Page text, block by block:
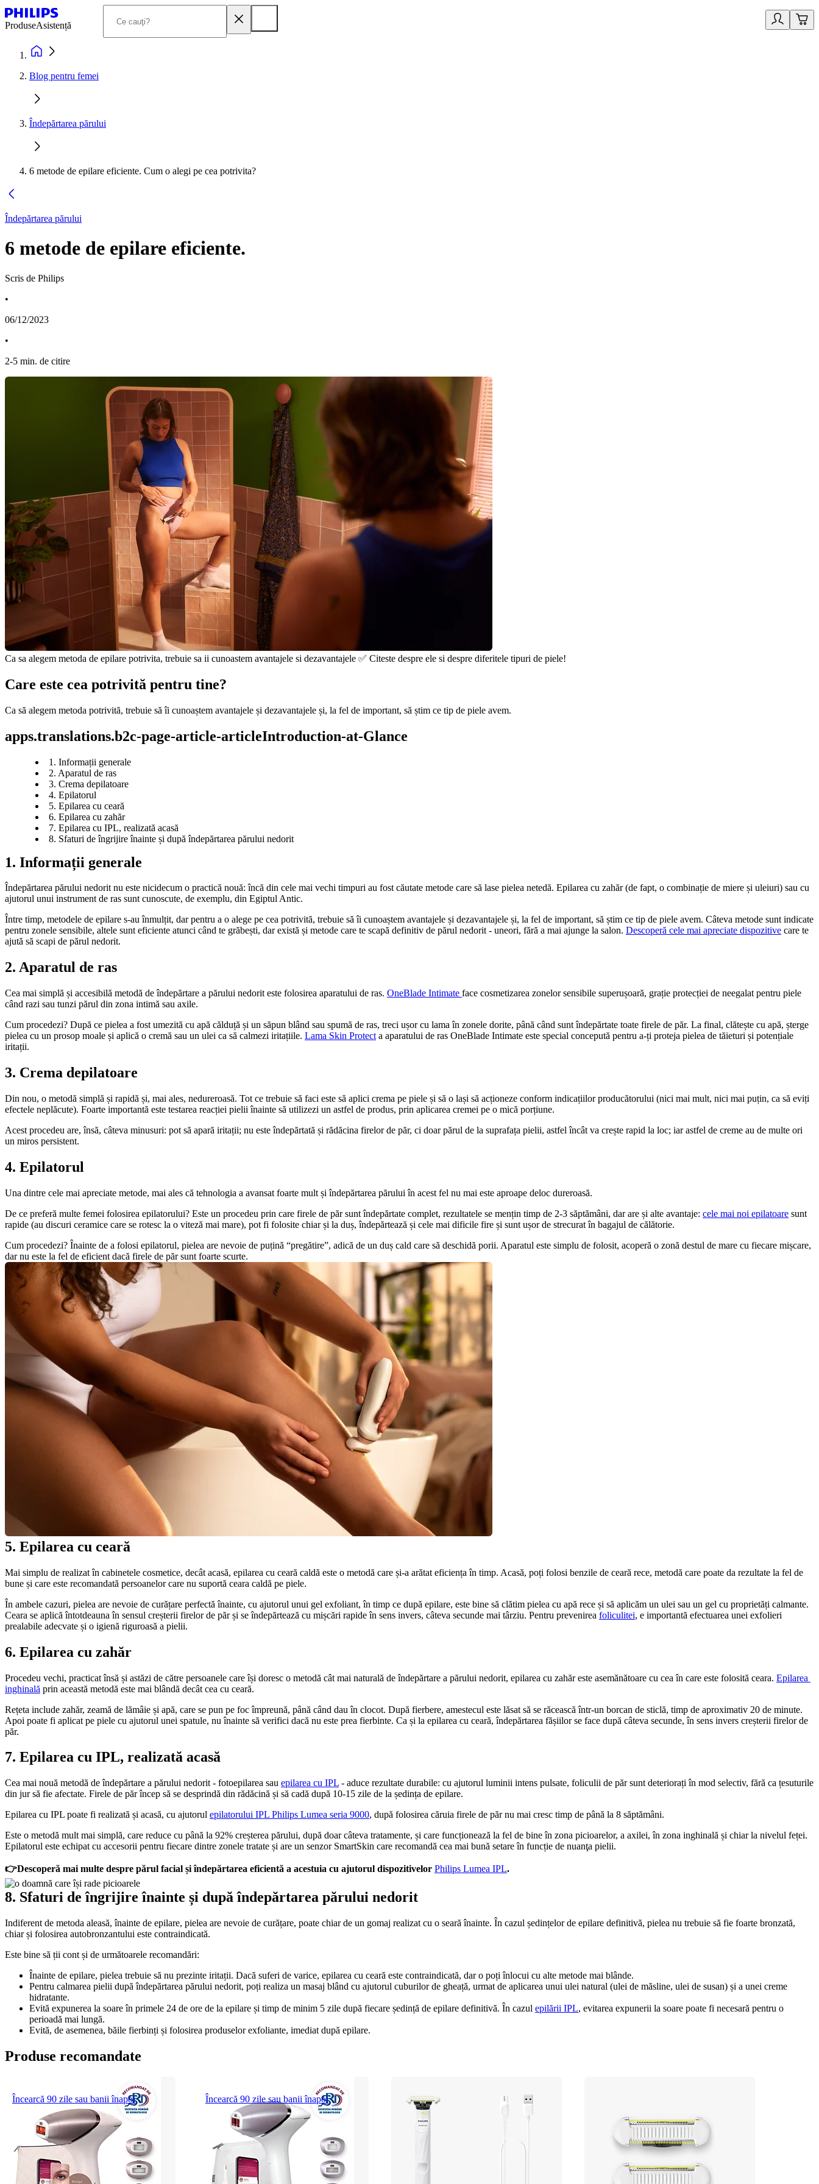
ProduseAsistență
Blog pentru femei
Îndepărtarea părului
6 metode de epilare eficiente. Cum o alegi pe cea potrivita?
Îndepărtarea părului
6 metode de epilare eficiente.
Scris de Philips
•
06/12/2023
•
2-5 min. de citire
Ca sa alegem metoda de epilare potrivita, trebuie sa ii cunoastem avantajele si dezavantajele ✅ Citeste despre ele si despre diferitele tipuri de piele!
Care este cea potrivită pentru tine?
Ca să alegem metoda potrivită, trebuie să îi cunoaștem avantajele și dezavantajele și, la fel de important, să știm ce tip de piele avem.
apps.translations.b2c-page-article-articleIntroduction-at-Glance
1. Informații generale
2. Aparatul de ras
3. Crema depilatoare
4. Epilatorul
5. Epilarea cu ceară
6. Epilarea cu zahăr
7. Epilarea cu IPL, realizată acasă
8. Sfaturi de îngrijire înainte și după îndepărtarea părului nedorit
1. Informații generale
Îndepărtarea părului nedorit nu este nicidecum o practică nouă: încă din cele mai vechi timpuri au fost căutate metode care să lase pielea netedă. Epilarea cu zahăr (de fapt, o combinație de miere și uleiuri) sau cu
ajutorul unui instrument de ras sunt cunoscute, de exemplu, din Egiptul Antic.
Între timp, metodele de epilare s-au înmulțit, dar pentru a o alege pe cea potrivită, trebuie să îi cunoaștem avantajele și dezavantajele și, la fel de important, să știm ce tip de piele avem. Câteva metode sunt indicate
pentru zonele sensibile, altele sunt eficiente atunci când te grăbești, dar există și metode care te scapă definitiv de părul nedorit - uneori, fără a mai ajunge la salon. Descoperă cele mai apreciate dispozitive care te
ajută să scapi de părul nedorit.
2. Aparatul de ras
Cea mai simplă și accesibilă metodă de îndepărtare a părului nedorit este folosirea aparatului de ras. OneBlade Intimate face cosmetizarea zonelor sensibile superușoară, grație protecției de neegalat pentru piele
când razi sau tunzi părul din zona intimă sau axile.
Cum procedezi? După ce pielea a fost umezită cu apă călduță și un săpun blând sau spumă de ras, treci ușor cu lama în zonele dorite, până când sunt îndepărtate toate firele de păr. La final, clătește cu apă, șterge
pielea cu un prosop moale și aplică o cremă sau un ulei ca să calmezi iritațiile. Lama Skin Protect a aparatului de ras OneBlade Intimate este special concepută pentru a-ți proteja pielea de tăieturi și potențiale
iritații.
3. Crema depilatoare
Din nou, o metodă simplă și rapidă și, mai ales, nedureroasă. Tot ce trebuie să faci este să aplici crema pe piele și să o lași să acționeze conform indicațiilor producătorului (nici mai mult, nici mai puțin, ca să eviți
efectele neplăcute). Foarte importantă este testarea reacției pielii înainte să utilizezi un astfel de produs, prin aplicarea cremei pe o mică porțiune.
Acest procedeu are, însă, câteva minusuri: pot să apară iritații; nu este îndepărtată și rădăcina firelor de păr, ci doar părul de la suprafața pielii, astfel încât va crește rapid la loc; iar astfel de creme au de multe ori
un miros persistent.
4. Epilatorul
Una dintre cele mai apreciate metode, mai ales că tehnologia a avansat foarte mult și îndepărtarea părului în acest fel nu mai este aproape deloc dureroasă.
De ce preferă multe femei folosirea epilatorului? Este un procedeu prin care firele de păr sunt îndepărtate complet, rezultatele se mențin timp de 2-3 săptămâni, dar are și alte avantaje: cele mai noi epilatoare sunt
rapide (au discuri ceramice care se rotesc la o viteză mai mare), pot fi folosite chiar și la duș, îndepărtează și cele mai dificile fire și sunt ușor de strecurat în bagajul de călătorie.
Cum procedezi? Înainte de a folosi epilatorul, pielea are nevoie de puțină “pregătire”, adică de un duș cald care să deschidă porii. Aparatul este simplu de folosit, acoperă o zonă destul de mare cu fiecare mișcare,
dar nu este la fel de eficient dacă firele de păr sunt foarte scurte.
5. Epilarea cu ceară
Mai simplu de realizat în cabinetele cosmetice, decât acasă, epilarea cu ceară caldă este o metodă care și-a arătat eficiența în timp. Acasă, poți folosi benzile de ceară rece, metodă care poate da rezultate la fel de
bune și care este recomandată persoanelor care nu suportă ceara caldă pe piele.
În ambele cazuri, pielea are nevoie de curățare perfectă înainte, cu ajutorul unui gel exfoliant, în timp ce după epilare, este bine să clătim pielea cu apă rece și să aplicăm un ulei sau un gel cu proprietăți calmante.
Ceara se aplică întotdeauna în sensul creșterii firelor de păr și se îndepărtează cu mișcări rapide în sens invers, câteva secunde mai târziu. Pentru prevenirea foliculitei, e importantă efectuarea unei exfolieri
prealabile adecvate și o igienă riguroasă a pielii.
6. Epilarea cu zahăr
Procedeu vechi, practicat însă și astăzi de către persoanele care își doresc o metodă cât mai naturală de îndepărtare a părului nedorit, epilarea cu zahăr este asemănătoare cu cea în care este folosită ceara. Epilarea
inghinală prin această metodă este mai blândă decât cea cu ceară.
Rețeta include zahăr, zeamă de lămâie și apă, care se pun pe foc împreună, până când dau în clocot. După fierbere, amestecul este lăsat să se răcească într-un borcan de sticlă, timp de aproximativ 20 de minute.
Apoi poate fi aplicat pe piele cu ajutorul unei spatule, nu înainte să verifici dacă nu este prea fierbinte. Ca și la epilarea cu ceară, îndepărtarea fășiilor se face după câteva secunde, în sens invers creșterii firelor de
păr.
7. Epilarea cu IPL, realizată acasă
Cea mai nouă metodă de îndepărtare a părului nedorit - fotoepilarea sau epilarea cu IPL - aduce rezultate durabile: cu ajutorul luminii intens pulsate, foliculii de păr sunt deteriorați în mod selectiv, fără ca țesuturile
din jur să fie afectate. Firele de păr încep să se desprindă din rădăcină și să cadă după 10-15 zile de la ședința de epilare.
Epilarea cu IPL poate fi realizată și acasă, cu ajutorul epilatorului IPL Philips Lumea seria 9000, după folosirea căruia firele de păr nu mai cresc timp de până la 8 săptămâni.
Este o metodă mult mai simplă, care reduce cu până la 92% creșterea părului, după doar câteva tratamente, și care funcționează la fel de bine în zona picioarelor, a axilei, în zona inghinală și chiar la nivelul feței.
Epilatorul este echipat cu accesorii pentru fiecare dintre zonele tratate și are un senzor SmartSkin care recomandă cea mai bună setare în funcție de nuanţa pielii.
👉Descoperă mai multe despre părul facial și îndepărtarea eficientă a acestuia cu ajutorul dispozitivelor Philips Lumea IPL.
8. Sfaturi de îngrijire înainte și după îndepărtarea părului nedorit
Indiferent de metoda aleasă, înainte de epilare, pielea are nevoie de curățare, poate chiar de un gomaj realizat cu o seară înainte. În cazul ședințelor de epilare definitivă, pielea nu trebuie să fie foarte bronzată,
chiar și folosirea autobronzantului este contraindicată.
Este bine să ții cont și de următoarele recomandări:
Înainte de epilare, pielea trebuie să nu prezinte iritații. Dacă suferi de varice, epilarea cu ceară este contraindicată, dar o poți înlocui cu alte metode mai blânde.
Pentru calmarea pielii după îndepărtarea părului nedorit, poți realiza un masaj blând cu ajutorul cuburilor de gheață, urmat de aplicarea unui ulei natural (ulei de măsline, ulei de susan) și a unei creme
hidratante.
Evită expunerea la soare în primele 24 de ore de la epilare și timp de minim 5 zile după fiecare ședință de epilare definitivă. În cazul epilării IPL, evitarea expunerii la soare poate fi necesară pentru o
perioadă mai lungă.
Evită, de asemenea, băile fierbinți și folosirea produselor exfoliante, imediat după epilare.
Produse recomandate
Încearcă 90 zile sau banii înapoi Încearcă 90 zile sau banii înapoi